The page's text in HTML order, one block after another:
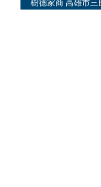
樹德家商 高雄市